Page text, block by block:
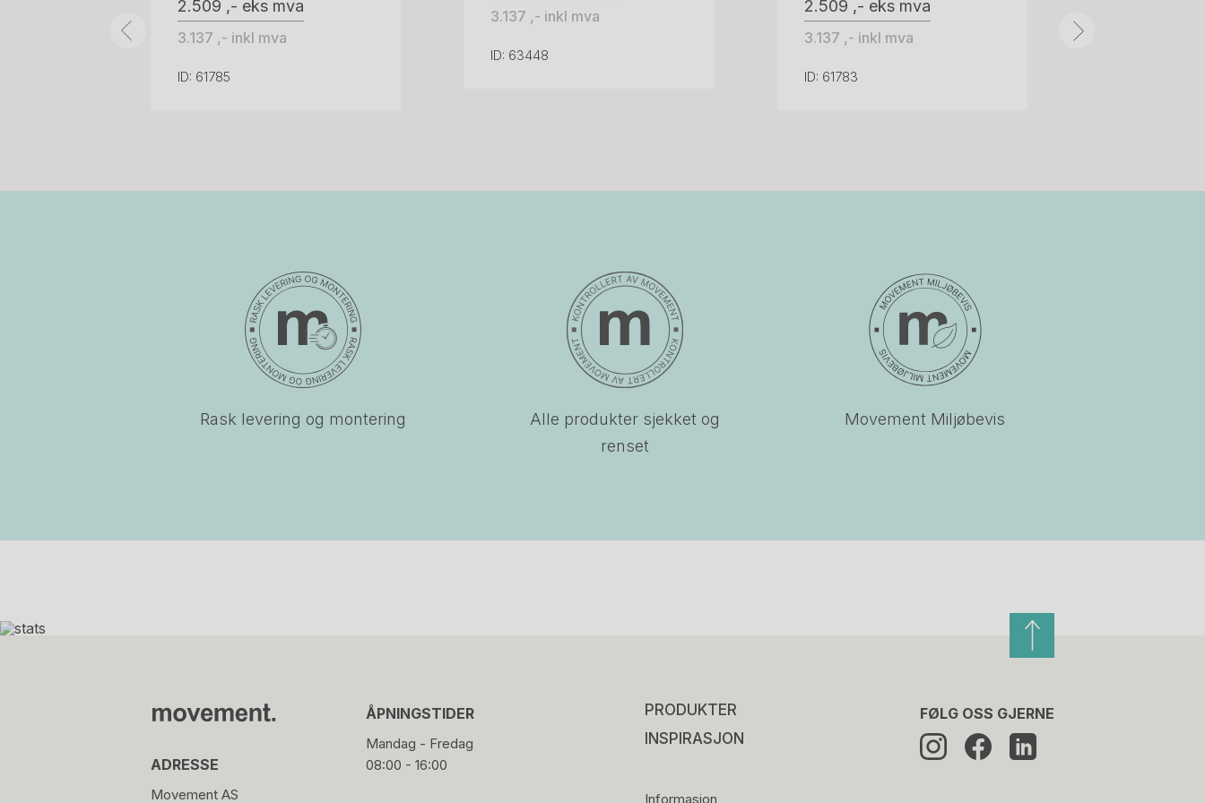
2.509 ,- eks mva
3.137 ,- inkl mva
ID: 61785
3.137 ,- inkl mva
ID: 63448
2.509 ,- eks mva
3.137 ,- inkl mva
ID: 61783
Rask levering og montering
Alle produkter sjekket og
renset
Movement Miljøbevis
ADRESSE
Movement AS
ÅPNINGSTIDER
Mandag - Fredag
08:00 - 16:00
PRODUKTER
INSPIRASJON
Informasjon
FØLG OSS GJERNE